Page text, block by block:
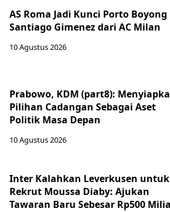
AS Roma Jadi Kunci Porto Boyong
Santiago Gimenez dari AC Milan
10 Agustus 2026
Prabowo, KDM (part8):
Pilihan Cadangan Sebagai Aset
Politik Masa Depan
10 Agustus 2026
Inter Kalahkan Leverkusen untuk
Rekrut Moussa Diaby: Ajukan
Tawaran Baru Sebesar Rp500